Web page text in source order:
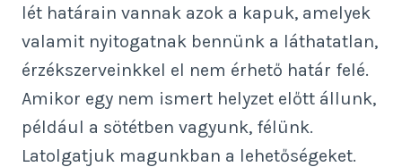
lét határain vannak azok a kapuk, amelyek
valamit nyitogatnak bennünk a láthatatlan,
érzékszerveinkkel el nem érhető határ felé.
Amikor egy nem ismert helyzet előtt állunk,
például a sötétben vagyunk, félünk.
Latolgatjuk magunkban a lehetőségeket.